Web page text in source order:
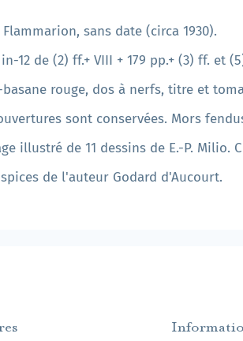
Flammarion, sans date (circa 1930).
12 de (2) ff.+ VIII + 179 pp.+ (3) ff. et
rouge, dos à nerfs, titre et
sont conservées. Mors
illustré de 11 dessins de E.-P. Milio.
de l'auteur Godard d'Aucourt.